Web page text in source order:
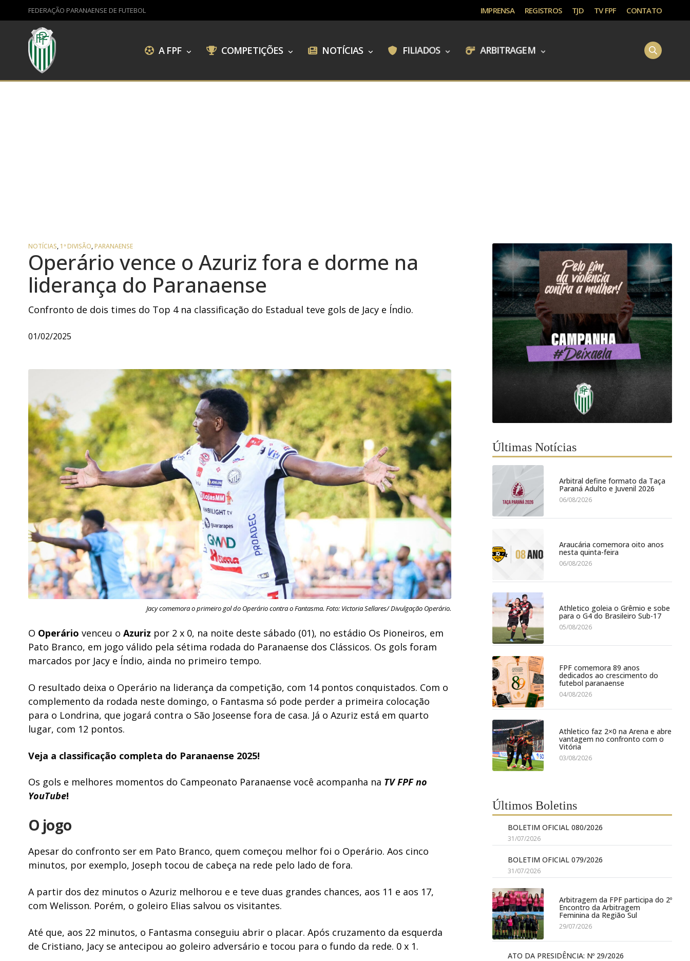
FEDERAÇÃO PARANAENSE DE FUTEBOL IMPRENSA REGISTROS TJD TV FPF CONTATO
A FPF COMPETIÇÕES NOTÍCIAS FILIADOS ARBITRAGEM
NOTÍCIAS, 1ª DIVISÃO,PARANAENSE
Operário vence o Azuriz fora e dorme na
liderança do Paranaense
Confronto de dois times do Top 4 na classificação do Estadual teve gols de Jacy e Índio.
01/02/2025
Jacy comemora o primeiro gol do Operário contra o Fantasma. Foto: Victoria Sellares/ Divulgação Operário.
O Operário venceu oAzuriz por 2 x 0, na noite deste sábado (01), no estádio Os Pioneiros, em
Pato Branco, em jogo válido pela sétima rodada do Paranaense dos Clássicos. Os gols foram
marcados por Jacy e Índio, ainda no primeiro tempo.
O resultado deixa o Operário na liderança da competição, com 14 pontos conquistados. Com o
complemento da rodada neste domingo, o Fantasma só pode perder a primeira colocação
para o Londrina, que jogará contra o São Joseense fora de casa. Já o Azuriz está em quarto
lugar, com 12 pontos.
Veja a classificação completa do Paranaense 2025!
Os gols e melhores momentos do Campeonato Paranaense você acompanha na TV FPF no
YouTube!
O jogo
Apesar do confronto ser em Pato Branco, quem começou melhor foi o Operário. Aos cinco
minutos, por exemplo, Joseph tocou de cabeça na rede pelo lado de fora.
A partir dos dez minutos o Azuriz melhorou e e teve duas grandes chances, aos 11 e aos 17,
com Welisson. Porém, o goleiro Elias salvou os visitantes.
Até que, aos 22 minutos, o Fantasma conseguiu abrir o placar. Após cruzamento da esquerda
de Cristiano, Jacy se antecipou ao goleiro adversário e tocou para o fundo da rede. 0 x 1.
Últimas Notícias
Arbitral define formato da Taça
Paraná Adulto e Juvenil 2026
06/08/2026
Araucária comemora oito anos
nesta quinta-feira
06/08/2026
Athletico goleia o Grêmio e sobe
para o G4 do Brasileiro Sub-17
05/08/2026
FPF comemora 89 anos
dedicados ao crescimento do
futebol paranaense
04/08/2026
Athletico faz 2×0 na Arena e abre
vantagem no confronto com o
Vitória
03/08/2026
Últimos Boletins
BOLETIM OFICIAL 080/2026
31/07/2026
BOLETIM OFICIAL 079/2026
31/07/2026
Arbitragem da FPF participa do 2º
Encontro da Arbitragem
Feminina da Região Sul
29/07/2026
ATO DA PRESIDÊNCIA: Nº 29/2026